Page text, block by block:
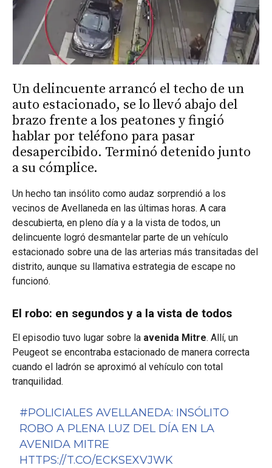
Un delincuente arrancó el techo de un
auto estacionado, se lo llevó abajo del
brazo frente a los peatones y fingió
hablar por teléfono para pasar
desapercibido. Terminó detenido junto
a su cómplice.
Un hecho tan insólito como audaz sorprendió a los
vecinos de Avellaneda en las últimas horas. A cara
descubierta, en pleno día y a la vista de todos, un
delincuente logró desmantelar parte de un vehículo
estacionado sobre una de las arterias más transitadas del
distrito, aunque su llamativa estrategia de escape no
funcionó.
El robo: en segundos y a la vista de todos
El episodio tuvo lugar sobre la avenida Mitre. Allí, un
Peugeot se encontraba estacionado de manera correcta
cuando el ladrón se aproximó al vehículo con total
tranquilidad.
#POLICIALES AVELLANEDA: INSÓLITO
ROBO A PLENA LUZ DEL DÍA EN LA
AVENIDA MITRE
HTTPS://T.CO/ECKSEXVJWK